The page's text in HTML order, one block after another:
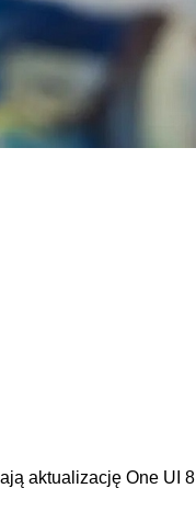
aktualizację One UI 8